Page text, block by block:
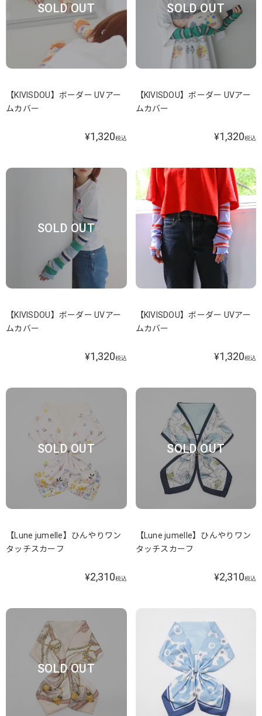
SOLD OUT
【KIVISDOU】ボーダー UVアー
ムカバー
¥1,320税込
SOLD OUT
【KIVISDOU】ボーダー UVアー
ムカバー
¥1,320税込
SOLD OUT
【KIVISDOU】ボーダー UVアー
ムカバー
¥1,320税込
【KIVISDOU】ボーダー UVアー
ムカバー
¥1,320税込
SOLD OUT
【Lune jumelle】ひんやりワン
タッチスカーフ
¥2,310税込
SOLD OUT
【Lune jumelle】ひんやりワン
タッチスカーフ
¥2,310税込
SOLD OUT